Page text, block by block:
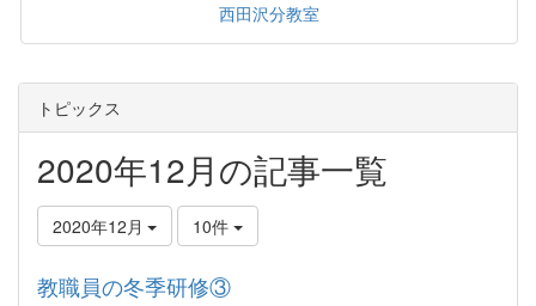
西田沢分教室
トピックス
2020年12月の記事一覧
2020年12月 10件
教職員の冬季研修③